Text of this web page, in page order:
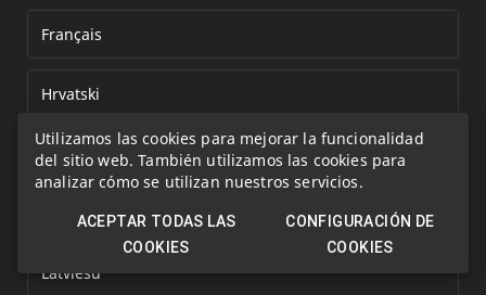
Utilizamos las cookies para mejorar la funcionalidad
del sitio web. También utilizamos las cookies para
analizar cómo se utilizan nuestros servicios.
ACEPTAR TODAS LAS
COOKIES
CONFIGURACIÓN DE
COOKIES
Français
Hrvatski
Italiano
Kazakh
Latviešu